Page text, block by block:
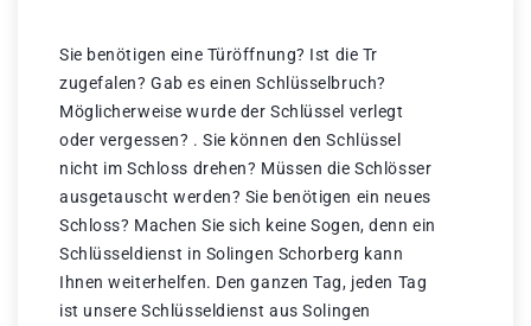
Sie benötigen eine Türöffnung? Ist die Tr
zugefalen? Gab es einen Schlüsselbruch?
Möglicherweise wurde der Schlüssel verlegt
oder vergessen? . Sie können den Schlüssel
nicht im Schloss drehen? Müssen die Schlösser
ausgetauscht werden? Sie benötigen ein neues
Schloss? Machen Sie sich keine Sogen, denn ein
Schlüsseldienst in Solingen Schorberg kann
Ihnen weiterhelfen. Den ganzen Tag, jeden Tag
ist unsere Schlüsseldienst aus Solingen